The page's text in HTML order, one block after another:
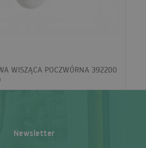
WISZĄCA POCZWÓRNA 392200
Newsletter